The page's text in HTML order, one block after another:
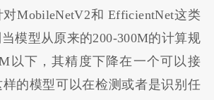
MobileNetV2和 EfficientNet这类
模型从原来的200-300M的计算规
以下，其精度下降在一个可以接
的模型可以在检测或者是识别任